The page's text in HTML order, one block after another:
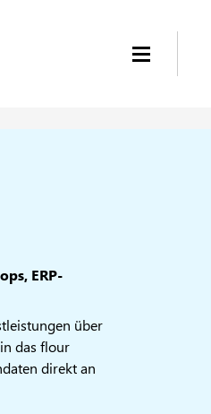
ERP-
über
das flour
direkt an